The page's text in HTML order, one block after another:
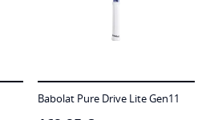
Babolat Pure Drive Lite Gen11